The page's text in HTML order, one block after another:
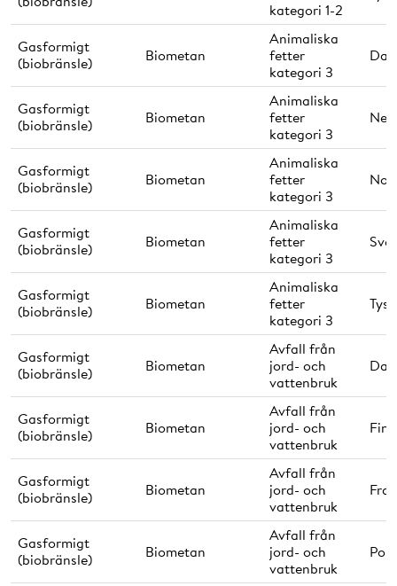
kategori 1-2
Gasformigt
(biobränsle)
Biometan
Animaliska
fetter
kategori 3
Gasformigt
(biobränsle)
Biometan
Animaliska
fetter
kategori 3
Gasformigt
(biobränsle)
Biometan
Animaliska
fetter
kategori 3
Gasformigt
(biobränsle)
Biometan
Animaliska
fetter
kategori 3
Gasformigt
(biobränsle)
Biometan
Animaliska
fetter
kategori 3
Gasformigt
(biobränsle)
Biometan
Avfall från
jord- och
vattenbruk
Gasformigt
(biobränsle)
Biometan
Avfall från
jord- och
vattenbruk
Gasformigt
(biobränsle)
Biometan
Avfall från
jord- och
vattenbruk
Gasformigt
(biobränsle)
Biometan
Avfall från
jord- och
vattenbruk